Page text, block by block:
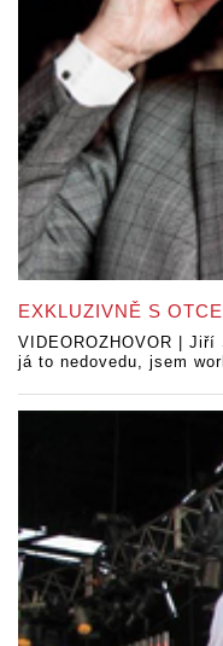
EXKLUZIVNĚ S
VIDEOROZHOVOR |
já to nedovedu, jsem